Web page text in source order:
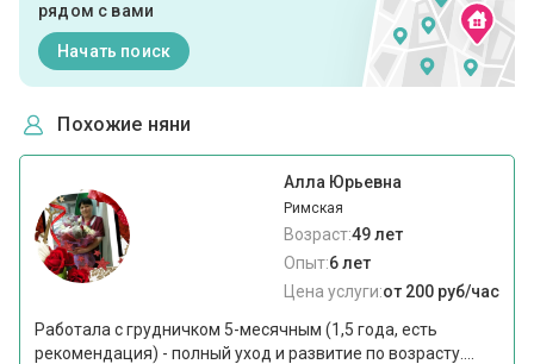
рядом с вами
Начать поиск
Похожие няни
Алла Юрьевна
Римская
Возраст:49 лет
Опыт:6 лет
Цена услуги:от 200 руб/час
Работала с грудничком 5-месячным (1,5 года, есть
рекомендация) - полный уход и развитие по возрасту....